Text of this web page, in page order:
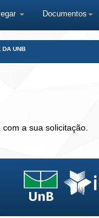
Documentos
DA UNB
a sua solicitação.